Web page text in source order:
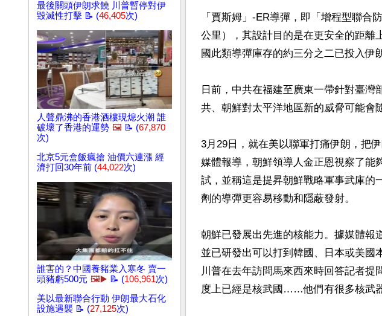
最後關頭伊朗求饒 川普暫停對伊
毀滅性打擊 📝 (46,405次)
人聲鼎沸的香港酒樓現熄火潮 誰
破壞了香港的運勢 🖼️ 📝 (67,870
次)
北京5元盒飯瘋搶 油價六連漲 經
濟打回30年前 (44,022次)
誰害的？中國養豬業入寒冬 賣一
頭豬虧500元 🖼️▶️ 📝 (106,961次)
美以最新聯合行動 伊朗最大石化
設施遇襲 📝 (27,125次)
「賈斯姆」-ER導彈，即「增程型聯合
公里），其設計目的是在更安全的距離
國此類導彈庫存的約三分之二已投入伊
日前，中共在福建至廣東一帶針對臺
共、朝鮮對太平洋地區新的威脅可能會
3月29日，就在美以聯軍打痛伊朗，把
媒體報導，朝鮮領導人金正恩視察了能
試，並稱這是提昇朝鮮戰略軍事武庫的
劑的導彈更容易移動和隱蔽發射。
朝鮮已發展出先進的核能力。據媒體報
並已研發出可以打到韓國、日本或美國
川普在去年訪問馬來西來時回答記者提
度上已經是核武國……他們有很多核武器